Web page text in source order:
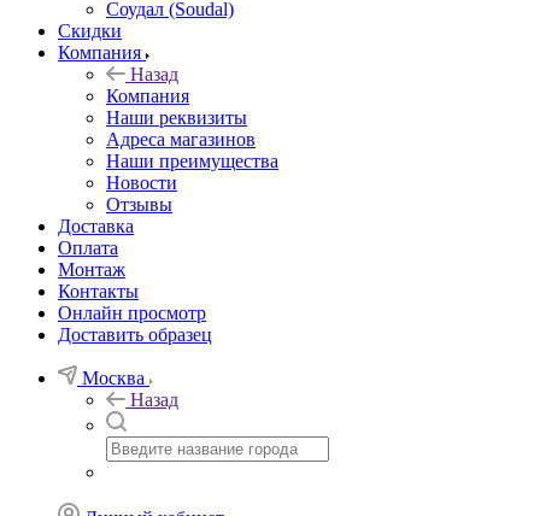
Соудал (Soudal)
Скидки
Компания
Назад
Компания
Наши реквизиты
Адреса магазинов
Наши преимущества
Новости
Отзывы
Доставка
Оплата
Монтаж
Контакты
Онлайн просмотр
Доставить образец
Москва
Назад